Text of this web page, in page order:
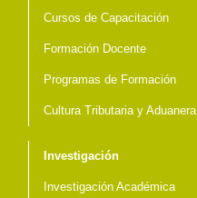
Cursos de Capacitación
Formación Docente
Programas de Formación
Cultura Tributaria y Aduanera
Investigación
Investigación Académica